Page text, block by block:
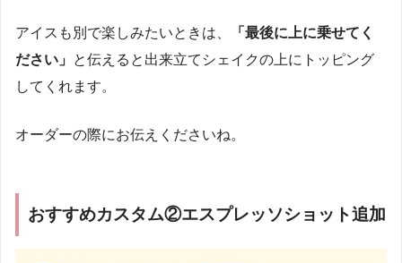
アイスも別で楽しみたいときは、
「最後に上に乗せてく
ださい」 と伝えると出来立てシェイクの上にトッピング
してくれます。
オーダーの際にお伝えくださいね。
おすすめカスタム②エスプレッソショット追加